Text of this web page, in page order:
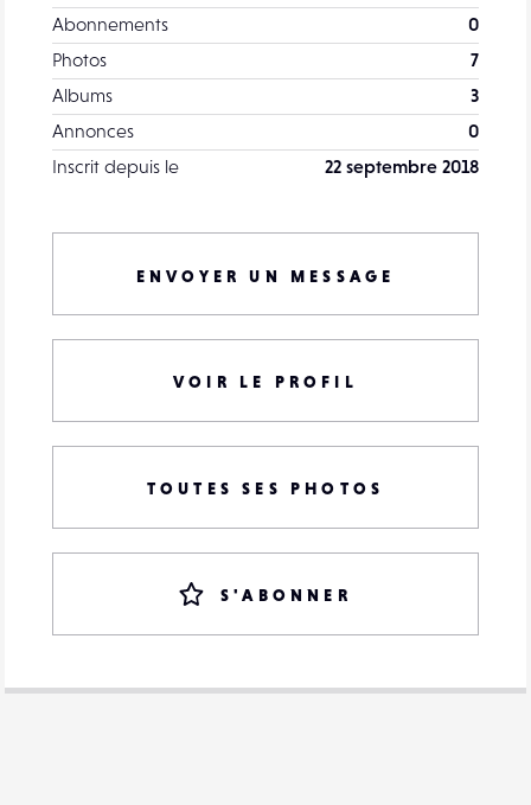
Abonnements
0
Photos
7
Albums
3
Annonces
0
Inscrit depuis le
22 septembre 2018
ENVOYER UN MESSAGE
VOIR LE PROFIL
TOUTES SES PHOTOS
S'ABONNER